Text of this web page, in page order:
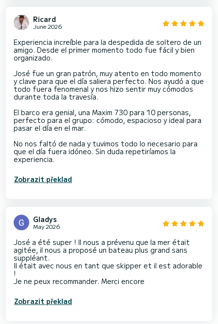
Ricard
June 2026
Experiencia increíble para la despedida de soltero de un
amigo. Desde el primer momento todo fue fácil y bien
organizado.
José fue un gran patrón, muy atento en todo momento
y clave para que el día saliera perfecto. Nos ayudó a que
todo fuera fenomenal y nos hizo sentir muy cómodos
durante toda la travesía.
El barco era genial, una Maxim 730 para 10 personas,
perfecto para el grupo: cómodo, espacioso y ideal para
pasar el día en el mar.
No nos faltó de nada y tuvimos todo lo necesario para
que el día fuera idóneo. Sin duda repetiríamos la
experiencia.
Zobrazit překlad
Gladys
May 2026
José a été super ! Il nous a prévenu que la mer était
agitée, il nous a proposé un bateau plus grand sans
suppléant.
Il était avec nous en tant que skipper et il est adorable
!
Je ne peux recommander. Merci encore
Zobrazit překlad